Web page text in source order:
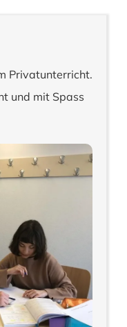
Privatunterricht.
und mit Spass